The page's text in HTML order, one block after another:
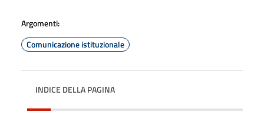
Argomenti:
Comunicazione istituzionale
INDICE DELLA PAGINA